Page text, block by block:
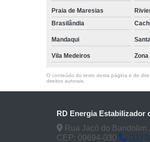
Praia de Maresias
Brasilândia
Mandaqui
Vila Medeiros
O conteúdo do texto desta página é de
direitos autorais
RD Energia Estabilizador
Rua Jacó do Bandolim
CEP: 09694-030
(11)